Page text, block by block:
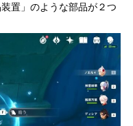
置」のような部品が２つ